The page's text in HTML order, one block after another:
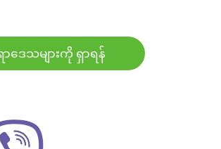
ဒေသများကို ရှာရန်